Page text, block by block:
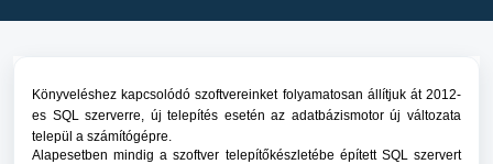
Könyveléshez kapcsolódó szoftvereinket folyamatosan állítjuk át 2012-
es SQL szerverre, új telepítés esetén az adatbázismotor új változata
települ a számítógépre.
Alapesetben mindig a szoftver telepítőkészletébe épített SQL szervert